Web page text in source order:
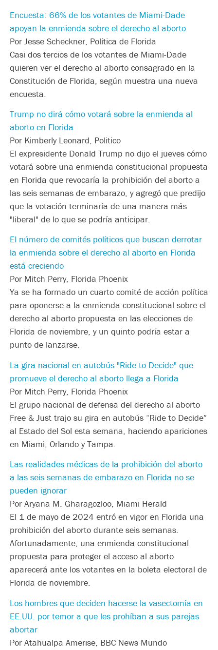
Encuesta: 66% de los votantes de Miami-Dade
apoyan la enmienda sobre el derecho al aborto
Por Jesse Scheckner, Política de Florida
Casi dos tercios de los votantes de Miami-Dade
quieren ver el derecho al aborto consagrado en la
Constitución de Florida, según muestra una nueva
encuesta.
Trump no dirá cómo votará sobre la enmienda al
aborto en Florida
Por Kimberly Leonard, Politico
El expresidente Donald Trump no dijo el jueves cómo
votará sobre una enmienda constitucional propuesta
en Florida que revocaría la prohibición del aborto a
las seis semanas de embarazo, y agregó que predijo
que la votación terminaría de una manera más
"liberal" de lo que se podría anticipar.
El número de comités políticos que buscan derrotar
la enmienda sobre el derecho al aborto en Florida
está creciendo
Por Mitch Perry, Florida Phoenix
Ya se ha formado un cuarto comité de acción política
para oponerse a la enmienda constitucional sobre el
derecho al aborto propuesta en las elecciones de
Florida de noviembre, y un quinto podría estar a
punto de lanzarse.
La gira nacional en autobús "Ride to Decide" que
promueve el derecho al aborto llega a Florida
Por Mitch Perry, Florida Phoenix
El grupo nacional de defensa del derecho al aborto
Free & Just trajo su gira en autobús “Ride to Decide”
al Estado del Sol esta semana, haciendo apariciones
en Miami, Orlando y Tampa.
Las realidades médicas de la prohibición del aborto
a las seis semanas de embarazo en Florida no se
pueden ignorar
Por Aryana M. Gharagozloo, Miami Herald
El 1 de mayo de 2024 entró en vigor en Florida una
prohibición del aborto durante seis semanas.
Afortunadamente, una enmienda constitucional
propuesta para proteger el acceso al aborto
aparecerá ante los votantes en la boleta electoral de
Florida de noviembre.
Los hombres que deciden hacerse la vasectomía en
EE.UU. por temor a que les prohíban a sus parejas
abortar
Por Atahualpa Amerise, BBC News Mundo